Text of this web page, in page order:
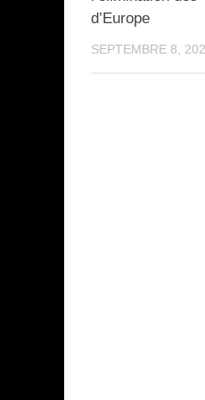
d’Europe
SEPTEMBRE 8,